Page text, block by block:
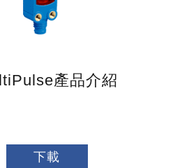
產品介紹
下載